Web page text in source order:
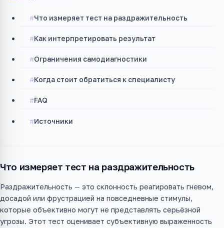
Что измеряет тест на раздражительность
Как интерпретировать результат
Ограничения самодиагностики
Когда стоит обратиться к специалисту
FAQ
Источники
Что измеряет тест на раздражительность
Раздражительность — это склонность реагировать гневом,
досадой или фрустрацией на повседневные стимулы,
которые объективно могут не представлять серьёзной
угрозы. Этот тест оценивает субъективную выраженность